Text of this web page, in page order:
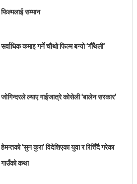
फिल्मलाई सम्मान
सर्वाधिक कमाइ गर्ने चौथो फिल्म बन्यो ‘गौँथली’
जोगिन्दरले ल्याए गाईजात्रे कोसेली ‘बालेन सरकार’
हेमन्तको ‘सुन कुरा’ विदेशिएका युवा र रित्तिँदै गरेका
गाउँको कथा